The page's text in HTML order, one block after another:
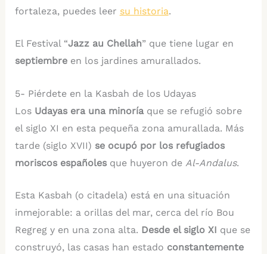
fortaleza, puedes leer su historia.
El Festival “Jazz au Chellah” que tiene lugar en
septiembre en los jardines amurallados.
5- Piérdete en la Kasbah de los Udayas
Los Udayas era una minoríaque se refugió sobre
el siglo XI en esta pequeña zona amurallada. Más
tarde (siglo XVII) se ocupó por los refugiados
moriscos españolesque huyeron de Al-Andalus.
Esta Kasbah (o citadela) está en una situación
inmejorable: a orillas del mar, cerca del río Bou
Regreg y en una zona alta. Desde el siglo XI que se
construyó, las casas han estado constantemente